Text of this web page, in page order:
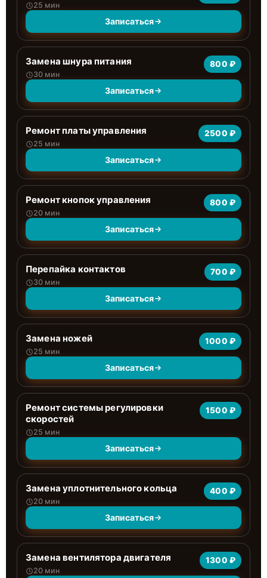
25 мин
Записаться
Замена шнура питания
30 мин
800 ₽
Записаться
Ремонт платы управления
25 мин
2500 ₽
Записаться
Ремонт кнопок управления
20 мин
800 ₽
Записаться
Перепайка контактов
30 мин
700 ₽
Записаться
Замена ножей
25 мин
1000 ₽
Записаться
Ремонт системы регулировки
скоростей
25 мин
1500 ₽
Записаться
Замена уплотнительного кольца
20 мин
400 ₽
Записаться
Замена вентилятора двигателя
20 мин
1300 ₽